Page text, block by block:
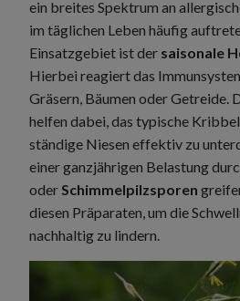
ein breites Spektrum an
im täglichen Leben häufig
Einsatzgebiet ist der saisonale
Hierbei reagiert das
Gräsern, Bäumen oder Getreide.
helfen dabei, das typische
ständige Niesen effektiv zu
einer ganzjährigen Belastung
oderSchimmelpilzsporen
diesen Präparaten, um die
nachhaltig zu lindern.